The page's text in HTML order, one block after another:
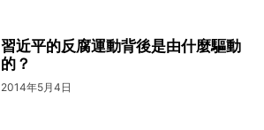
習近平的反腐運動背後是由什麼驅動
的？
2014年5月4日